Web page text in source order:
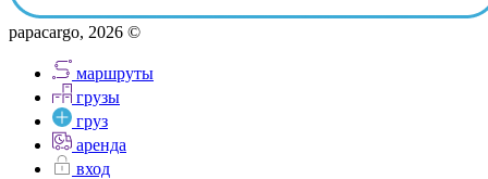
papacargo, 2026 ©
маршруты
грузы
груз
аренда
вход